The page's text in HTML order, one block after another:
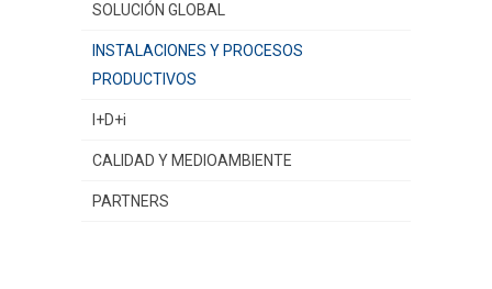
SOLUCIÓN GLOBAL
INSTALACIONES Y PROCESOS
PRODUCTIVOS
I+D+i
CALIDAD Y MEDIOAMBIENTE
PARTNERS